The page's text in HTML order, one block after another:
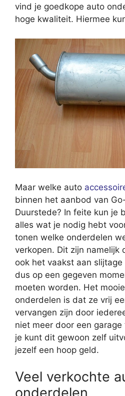
vind je goedkope auto
hoge kwaliteit. Hiermee
Maar welke auto
binnen het aanbod van
Duurstede? In feite kun je
alles wat je nodig hebt
tonen welke onderdelen
verkopen. Dit zijn namelijk
ook het vaakst aan
dus op een gegeven
moeten worden. Het
onderdelen is dat ze vrij
vervangen zijn door
niet meer door een
je kunt dit gewoon zelf
jezelf een hoop geld.
Veel verkochte